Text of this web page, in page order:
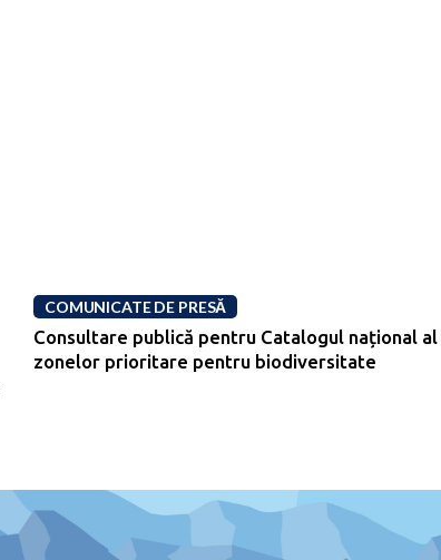
COMUNICATE DE PRESĂ
Consultare publică pentru Catalogul național al
zonelor prioritare pentru biodiversitate